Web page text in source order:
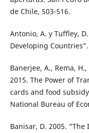
de Chile, 503-516.
Antonio, A. y Tuffley,
Developing
Banerjee, A., Rema,
2015. The Power of
cards and food
National Bureau of
Banisar, D. 2005.